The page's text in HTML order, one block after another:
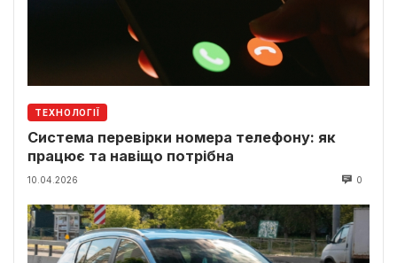
ТЕХНОЛОГІЇ
Система перевірки номера телефону: як
працює та навіщо потрібна
10.04.2026 0